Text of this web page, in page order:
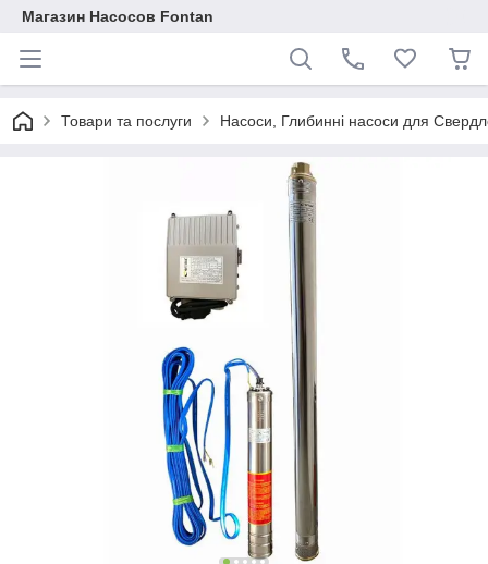
Магазин Насосов Fontan
Товари та послуги Насоси, Глибинні насоси для